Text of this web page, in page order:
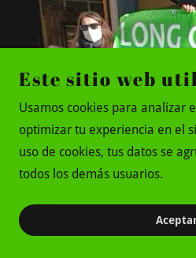
Este sitio web
Usamos cookies para analizar
optimizar tu experiencia en el
uso de cookies, tus datos se
todos los demás usuarios.